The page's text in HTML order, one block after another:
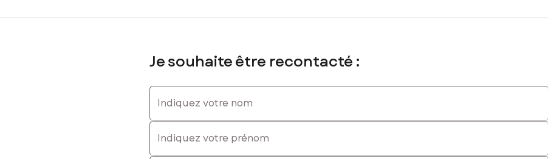
Je souhaite être recontacté :
Indiquez votre nom
Indiquez votre prénom